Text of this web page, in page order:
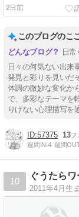
2日前
このブログのこ
日
日々の何気ない出来
発見と彩りを見いだ
体調の微妙な変化か
で、多彩なテーマを
りげない心理描写を
57375 13
週間IN:4 週間
10
ぐうたら